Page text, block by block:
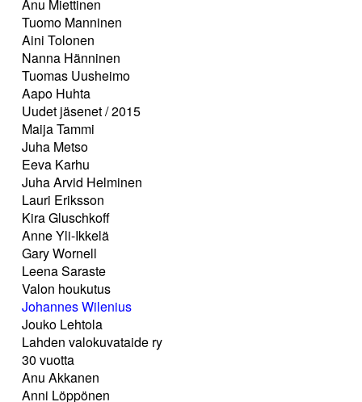
Anu Miettinen
Tuomo Manninen
Aini Tolonen
Nanna Hänninen
Tuomas Uusheimo
Aapo Huhta
Uudet jäsenet / 2015
Maija Tammi
Juha Metso
Eeva Karhu
Juha Arvid Helminen
Lauri Eriksson
Kira Gluschkoff
Anne Yli-Ikkelä
Gary Wornell
Leena Saraste
Valon houkutus
Johannes Wilenius
Jouko Lehtola
Lahden valokuvataide ry
30 vuotta
Anu Akkanen
Anni Löppönen